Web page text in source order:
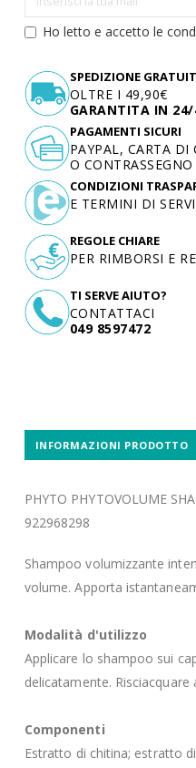
Ho letto e accetto le
SPEDIZIONE
OLTRE I 49,90€
GARANTITA IN
TI SERVE AIUTO?
CONTATTACI
049 8597472
PAGAMENTI SICURI
PAYPAL, CARTA DI
O CONTRASSEGNO
CONDIZIONI
E TERMINI DI
REGOLE CHIARE
PER RIMBORSI E
INFORMAZIONI PRODOTTO
PHYTO PHYTOVOLUME
922968298
Shampoo volumizzante
volume. Apporta
Modalità d'utilizzo
Applicare lo shampoo sui
delicatamente.
Componenti
Estratto di chitina; estratto